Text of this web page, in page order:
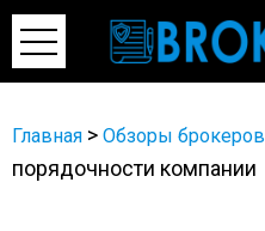
Главная > Обзоры брокеров
порядочности компании